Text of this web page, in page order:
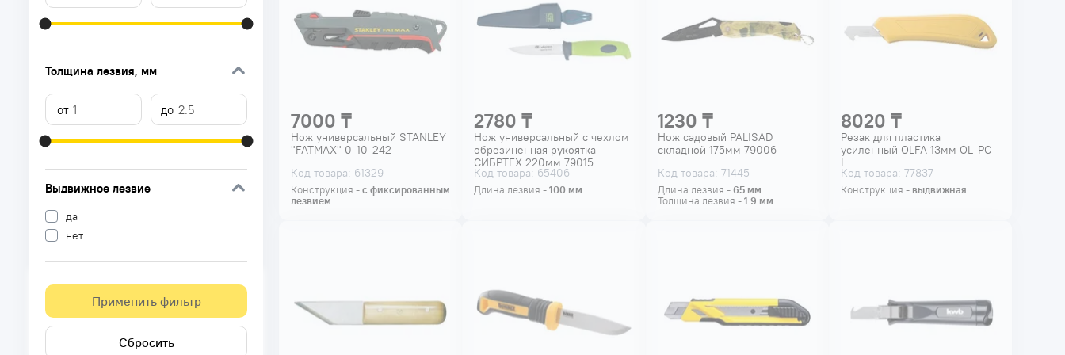
Толщина лезвия, мм
Выдвижное лезвие
да
нет
Складной
нет
Применить фильтр
Сбросить
7000 ₸
Нож универсальный STANLEY
"FATMAX" 0-10-242
Код товара: 61329
Конструкция -с фиксированным
лезвием
2780 ₸
Нож универсальный с чехлом
обрезиненная рукоятка
СИБРТЕХ 220мм 79015
Код товара: 65406
Длина лезвия -100 мм
1230 ₸
Нож садовый PALISAD
складной 175мм 79006
Код товара: 71445
Длина лезвия -65мм
Толщина лезвия -1.9 мм
8020 ₸
Резак для пластика
усиленный OLFA 13мм OL-PC-
L
Код товара: 77837
Конструкция - выдвижная